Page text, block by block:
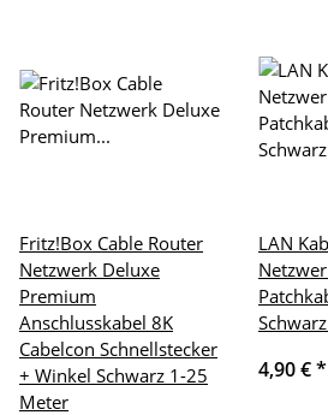
Fritz!Box Cable Router
Netzwerk Deluxe
Premium
Anschlusskabel 8K
Cabelcon Schnellstecker
+ Winkel Schwarz 1-25
Meter
LAN
4,90 €*